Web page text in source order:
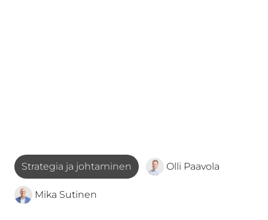
Strategia ja johtaminen Olli Paavola
Mika Sutinen